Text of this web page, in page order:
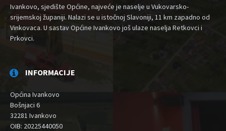
Ivankovo, sjedište Općine, najveće je naselje u Vukovarsko-
srijemskoj županiji. Nalazi se u istočnoj Slavoniji, 11 km zapadno od
Vinkovaca. U sastav Općine Ivankovo još ulaze naselja Retkovci i
Prkovci.
INFORMACIJE
Općina Ivankovo
Bošnjaci 6
32281 Ivankovo
OIB: 20225440050